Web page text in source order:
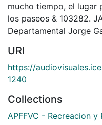
mucho tiempo, el lugar
los paseos & 103282.
Departamental Jorge
URI
https://
1240
Collections
APFFVC - Recreacion